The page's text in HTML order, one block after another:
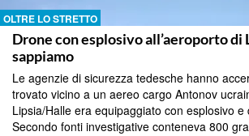
OLTRE LO STRETTO
Drone con esplosivo all’aeroporto di
sappiamo
Le agenzie di sicurezza tedesche hanno
trovato vicino a un aereo cargo Antonov
Lipsia/Halle era equipaggiato con esplosivo e
Secondo fonti investigative conteneva 800